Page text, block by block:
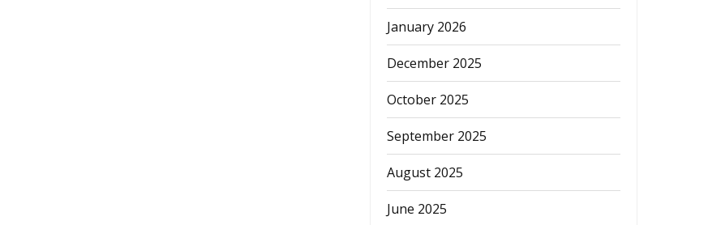
January 2026
December 2025
October 2025
September 2025
August 2025
June 2025